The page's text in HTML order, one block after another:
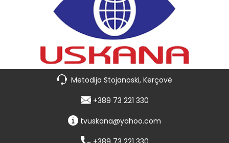
Metodija Stojanoski, Kërçovë
+389 73 221 330
tvuskana@yahoo.com